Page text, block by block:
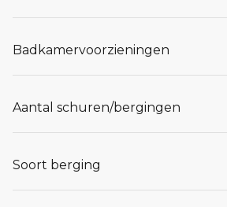
Badkamervoorzieningen
Aantal schuren/bergingen
Soort berging